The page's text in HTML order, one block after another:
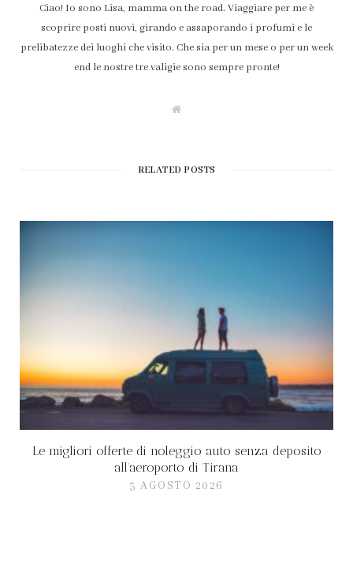
Ciao! Io sono Lisa, mamma on the road. Viaggiare per me è
scoprire posti nuovi, girando e assaporando i profumi e le
prelibatezze dei luoghi che visito. Che sia per un mese o per un week
end le nostre tre valigie sono sempre pronte!
W
e
RELATED POSTS
Le migliori offerte di noleggio auto senza deposito
all’aeroporto di Tirana
3 AGOSTO 2026